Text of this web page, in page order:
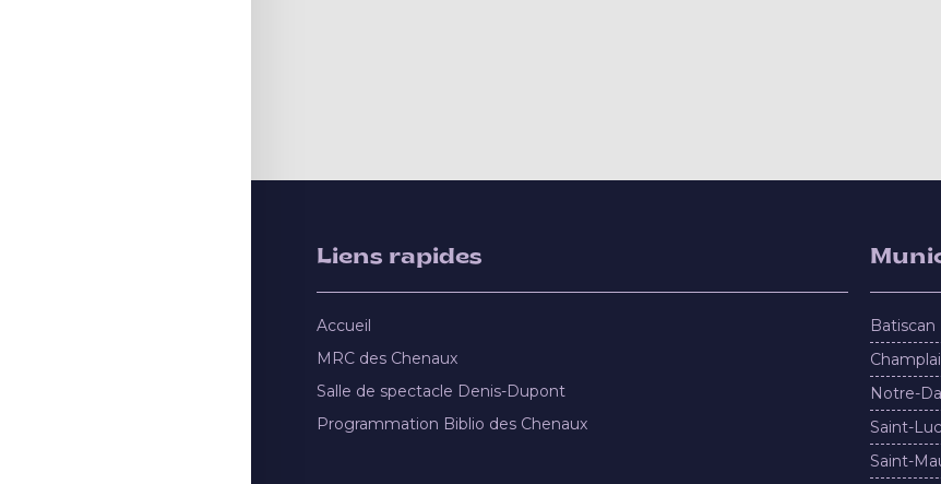
Liens rapides
Accueil
MRC des Chenaux
Salle de spectacle Denis-Dupont
Programmation Biblio des Chenaux
Batiscan
Notre-
Saint-
Saint-